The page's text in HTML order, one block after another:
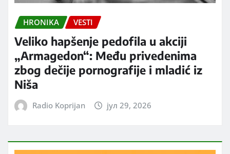
HRONIKA VESTI
Veliko hapšenje pedofila u akciji
„Armagedon“: Među privedenima
zbog dečije pornografije i mladić iz
Niša
Radio Koprijan јул 29, 2026